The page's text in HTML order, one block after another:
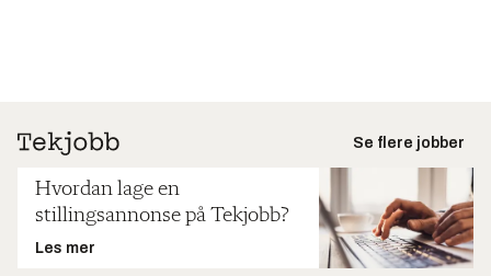
Se flere jobber
Hvordan lage en
stillingsannonse på Tekjobb?
Les mer